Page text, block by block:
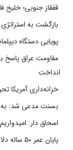
قفقاز جنوبی؛ خلیج
بازگشت به
پویایی دستگاه
مقاومت عراق پاسخ
انداخت
خزانه‌داری آمریکا
بسنت مدعی شد: به
اسحاق دار:
پایان عمر ۵۰ ساله دلارهای نفتی به دست ایران